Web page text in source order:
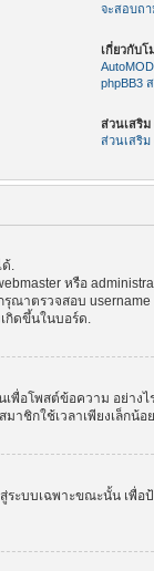
จะสอบถ
เกี่ยวกับ
phpBB3
ส่วนเสริ
ส่วนเสริม
ด้.
หรือ
าตรวจสอบ username
กิดขึ้นในบอร์ด.
อโพสต์ข้อความ อย่า
าชิกใช้เวลาเพียงเล็ก
ะบบเฉพาะขณะนั้น เ